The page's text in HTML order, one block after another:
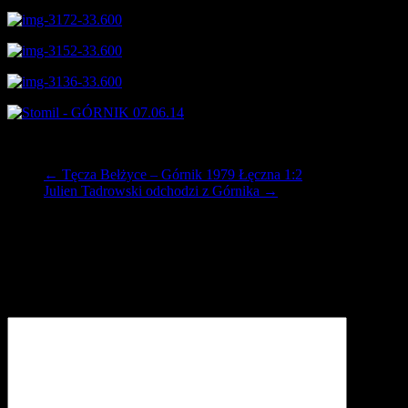
← Tęcza Bełżyce – Górnik 1979 Łęczna 1:2
Julien Tadrowski odchodzi z Górnika →